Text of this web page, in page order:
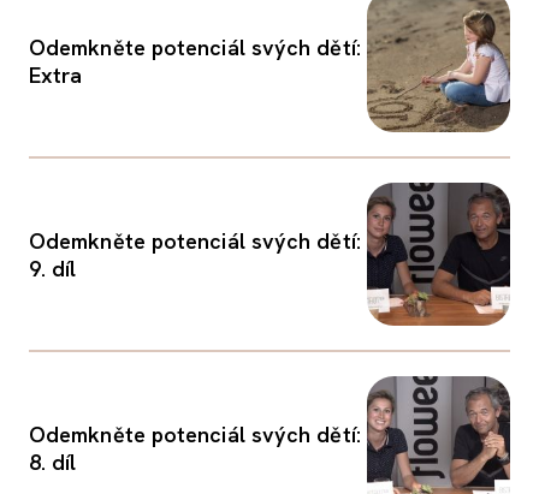
Odemkněte potenciál svých dětí:
Extra
Odemkněte potenciál svých dětí:
9. díl
Odemkněte potenciál svých dětí:
8. díl